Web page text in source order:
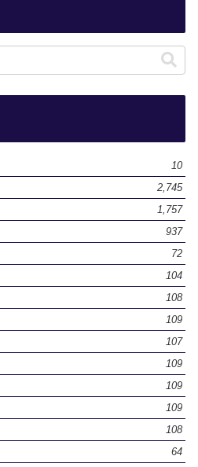
10
2,745
1,757
937
72
104
108
109
107
109
109
109
108
64